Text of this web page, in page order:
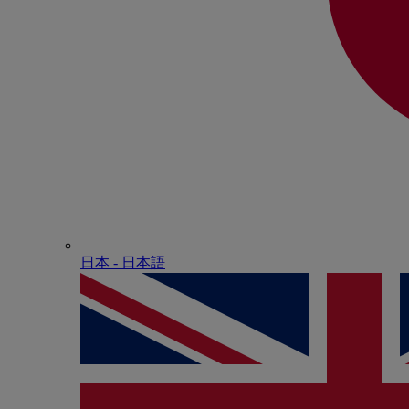
日本 - ⽇本語